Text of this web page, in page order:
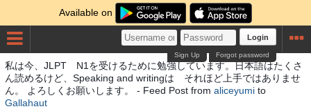
Available on
Login
Forgot password
Sign Up
私は今、JLPT N1を受けるために勉強しています。日本語はたくさ
ん読めるけど、Speaking and writingは それほど上手ではありませ
ん。 よろしくお願いします。 - Feed Post from aliceyumi to
Gallahaut